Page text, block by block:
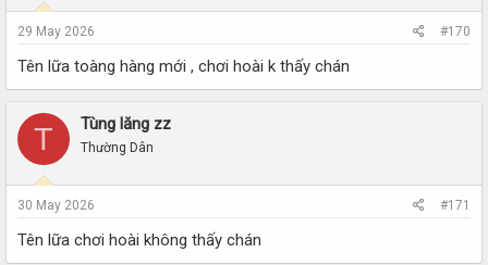
29 May 2026 #170
Tên lữa toàng hàng mới , chơi hoài k thấy chán
T Tùng lăng zz
Thường Dân
30 May 2026 #171
Tên lữa chơi hoài không thấy chán